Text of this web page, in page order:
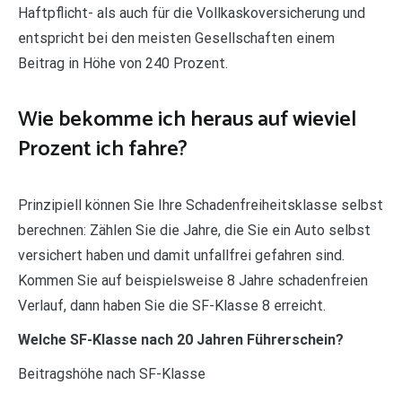
Haftpflicht- als auch für die Vollkaskoversicherung und
entspricht bei den meisten Gesellschaften einem
Beitrag in Höhe von 240 Prozent.
Wie bekomme ich heraus auf wieviel
Prozent ich fahre?
Prinzipiell können Sie Ihre Schadenfreiheitsklasse selbst
berechnen: Zählen Sie die Jahre, die Sie ein Auto selbst
versichert haben und damit unfallfrei gefahren sind.
Kommen Sie auf beispielsweise 8 Jahre schadenfreien
Verlauf, dann haben Sie die SF-Klasse 8 erreicht.
Welche SF-Klasse nach 20 Jahren Führerschein?
Beitragshöhe nach SF-Klasse